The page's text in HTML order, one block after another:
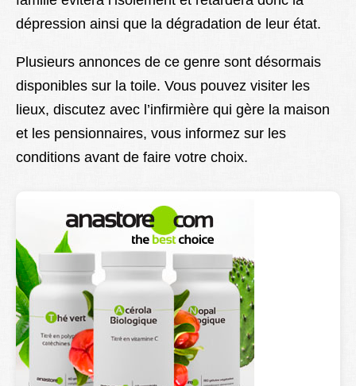
dépression ainsi que la dégradation de leur état.
Plusieurs annonces de ce genre sont désormais
disponibles sur la toile. Vous pouvez visiter les
lieux, discutez avec l’infirmière qui gère la maison
et les pensionnaires, vous informez sur les
conditions avant de faire votre choix.